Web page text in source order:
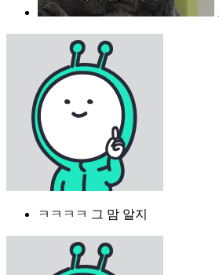
ㅋㅋㅋㅋ 그 맘 알지